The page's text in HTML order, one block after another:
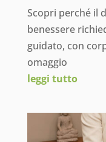
Scopri perché il
benessere
guidato, con
omaggio
leggi tutto